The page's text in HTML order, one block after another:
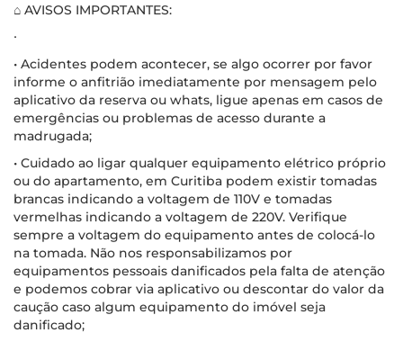
⌂ AVISOS IMPORTANTES:
∙
• Acidentes podem acontecer, se algo ocorrer por favor
informe o anfitrião imediatamente por mensagem pelo
aplicativo da reserva ou whats, ligue apenas em casos de
emergências ou problemas de acesso durante a
madrugada;
• Cuidado ao ligar qualquer equipamento elétrico próprio
ou do apartamento, em Curitiba podem existir tomadas
brancas indicando a voltagem de 110V e tomadas
vermelhas indicando a voltagem de 220V. Verifique
sempre a voltagem do equipamento antes de colocá-lo
na tomada. Não nos responsabilizamos por
equipamentos pessoais danificados pela falta de atenção
e podemos cobrar via aplicativo ou descontar do valor da
caução caso algum equipamento do imóvel seja
danificado;